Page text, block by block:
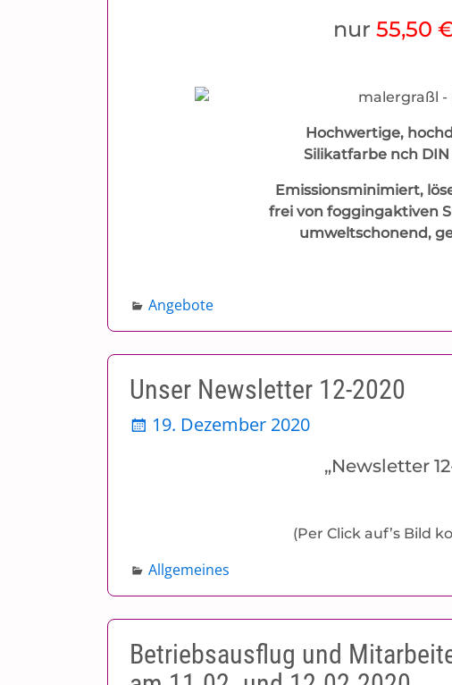
nur 55,50
Hochwertige,
Silikatfarbe nch DIN
Emissionsminimiert,
frei von foggingaktiven
umweltschonend,
Angebote
Unser Newsletter 12-2020
19. Dezember 2020
„Newsletter
(Per Click auf’s Bild
Allgemeines
Betriebsausflug und